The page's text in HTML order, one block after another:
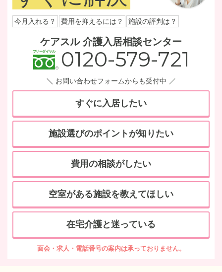
今月入れる？ 費用を抑えるには？ 施設の評判は？
ケアスル 介護入居相談センター
0120-579-721
お問い合わせフォームからも受付中
すぐに入居したい
施設選びのポイントが知りたい
費用の相談がしたい
空室がある施設を教えてほしい
在宅介護と迷っている
面会・求人・電話番号の案内は承っておりません。